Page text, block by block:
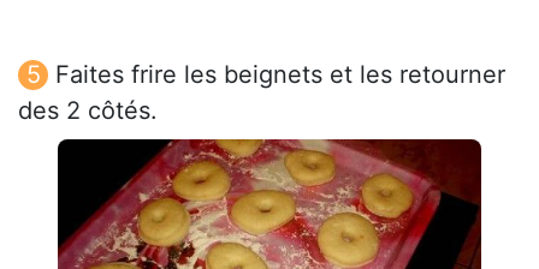
Faites frire les beignets et les retourner
des 2 côtés.